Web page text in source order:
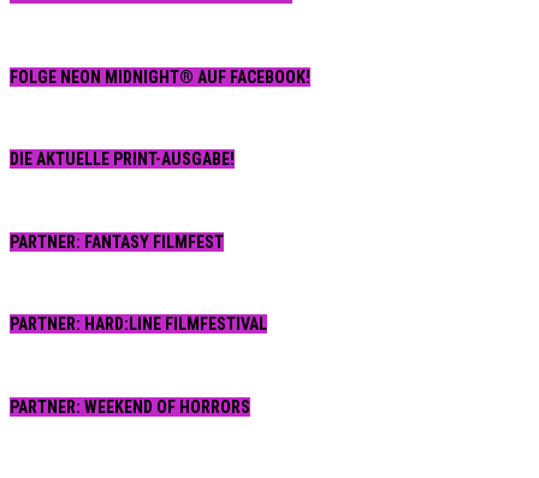
FOLGE NEON MIDNIGHT® AUF FACEBOOK!
DIE AKTUELLE PRINT-AUSGABE!
PARTNER: FANTASY FILMFEST
PARTNER: HARD:LINE FILMFESTIVAL
PARTNER: WEEKEND OF HORRORS